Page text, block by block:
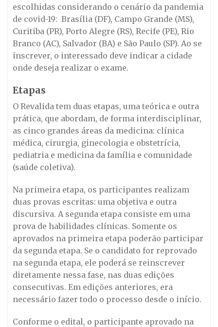
escolhidas considerando o cenário da pandemia
de covid-19: Brasília (DF), Campo Grande (MS),
Curitiba (PR), Porto Alegre (RS), Recife (PE), Rio
Branco (AC), Salvador (BA) e São Paulo (SP). Ao se
inscrever, o interessado deve indicar a cidade
onde deseja realizar o exame.
Etapas
O Revalida tem duas etapas, uma teórica e outra
prática, que abordam, de forma interdisciplinar,
as cinco grandes áreas da medicina: clínica
médica, cirurgia, ginecologia e obstetrícia,
pediatria e medicina da família e comunidade
(saúde coletiva).
Na primeira etapa, os participantes realizam
duas provas escritas: uma objetiva e outra
discursiva. A segunda etapa consiste em uma
prova de habilidades clínicas. Somente os
aprovados na primeira etapa poderão participar
da segunda etapa. Se o candidato for reprovado
na segunda etapa, ele poderá se reinscrever
diretamente nessa fase, nas duas edições
consecutivas. Em edições anteriores, era
necessário fazer todo o processo desde o início.
Conforme o edital, o participante aprovado na